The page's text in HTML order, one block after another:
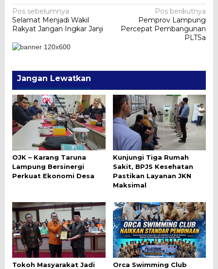
Navigasi
pos
Pos sebelumnya
Selamat Menjadi Wakil
Rakyat Jangan Ingkar Janji
Pos berikutnya
Pemprov Lampung
Percepat Pembangunan
PLTSa
Jangan Lewatkan
OJK – Karang Taruna
Lampung Bersinergi
Perkuat Ekonomi Desa
Kunjungi Tiga Rumah
Sakit, BPJS Kesehatan
Pastikan Layanan JKN
Maksimal
Tokoh Masyarakat Jadi
Orca Swimming Club